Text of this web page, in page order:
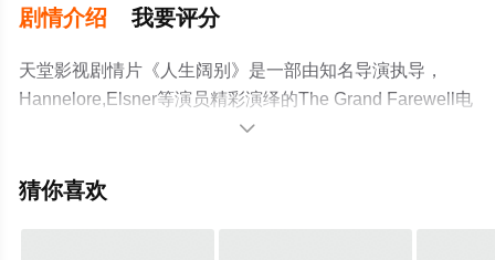
剧情介绍 我要评分
天堂影视剧情片《人生阔别》是一部由知名导演执导，
Hannelore,Elsner等演员精彩演绎的The Grand Farewell电
影，手机免费观看高清无删减完整版电影大全就来天堂电
等平台了解。

猜你喜欢